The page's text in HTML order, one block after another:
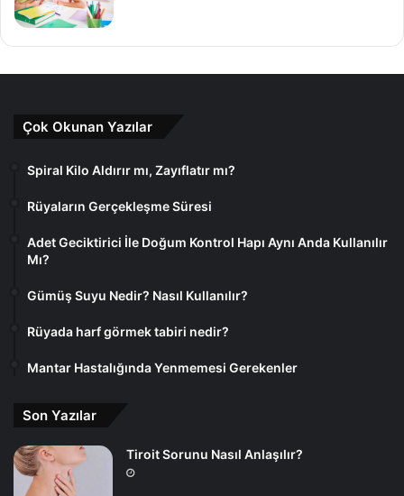
Çok Okunan Yazılar
Spiral Kilo Aldırır mı, Zayıflatır mı?
Rüyaların Gerçekleşme Süresi
Adet Geciktirici İle Doğum Kontrol Hapı Aynı Anda Kullanılır
Mı?
Gümüş Suyu Nedir? Nasıl Kullanılır?
Rüyada harf görmek tabiri nedir?
Mantar Hastalığında Yenmemesi Gerekenler
Son Yazılar
Tiroit Sorunu Nasıl Anlaşılır?